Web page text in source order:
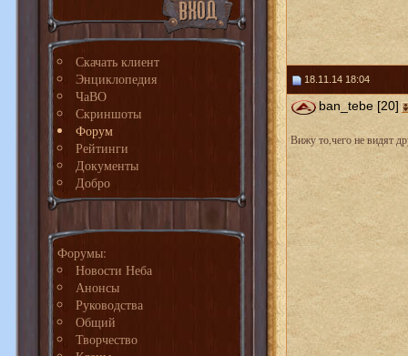
Скачать клиент
Энциклопедия
ЧаВО
Скриншоты
Форум
Рейтинги
Документы
Добро
Форумы:
Новости Неба
Анонсы
Руководства
Общий
Творчество
18.11.14 18:04
ban_tebe [20]
Вижу то,чего не видят